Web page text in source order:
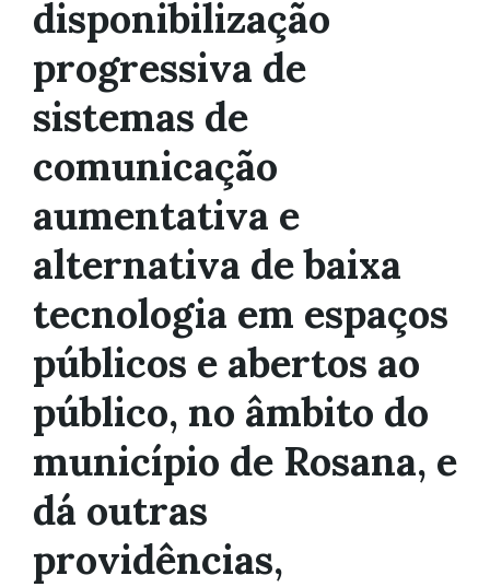
disponibilização
progressiva de
sistemas de
comunicação
aumentativa e
alternativa de baixa
tecnologia em espaços
públicos e abertos ao
público, no âmbito do
município de Rosana, e
dá outras
providências,